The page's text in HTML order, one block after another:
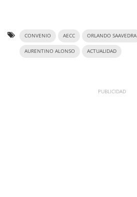
CONVENIO AECC ORLANDO SAAVEDRA
AURENTINO ALONSO ACTUALIDAD